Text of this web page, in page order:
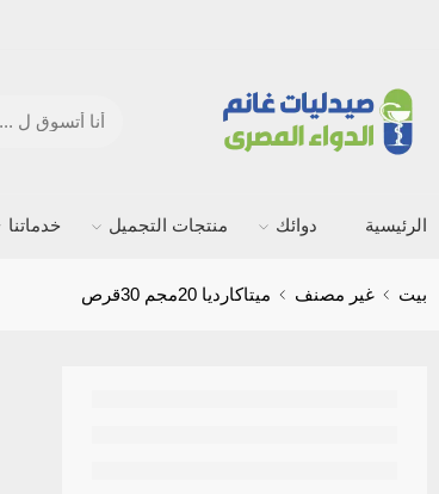
الرئيسية دوائك منتجات التجميل خدماتنا
بيت غير مصنف ميتاكارديا 20مجم 30قرص